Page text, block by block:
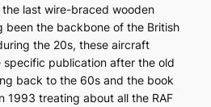
last wire-braced wooden
been the backbone of the British
the 20s, these aircraft
publication after the old
back to the 60s and the book
1993 treating about all the RAF